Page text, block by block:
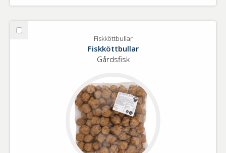
Välj
Fiskköttbullar
Fiskköttbullar
Gårdsfisk